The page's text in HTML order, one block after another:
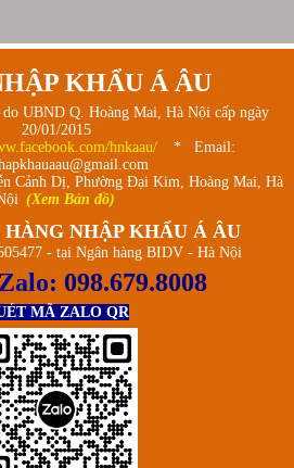
KHẨU Á ÂU
UBND Q. Hoàng Mai, Hà Nội cấp ngày
20/01/2015
hnkaau/
* Email:
Cảnh Dị, Phường Đại Kim, Hoàng Mai, Hà
(Xem Bản đồ)
HÀNG NHẬP KHẨU Á ÂU
- tại Ngân hàng BIDV - Hà Nội
098.679.8008
MÃ ZALO QR